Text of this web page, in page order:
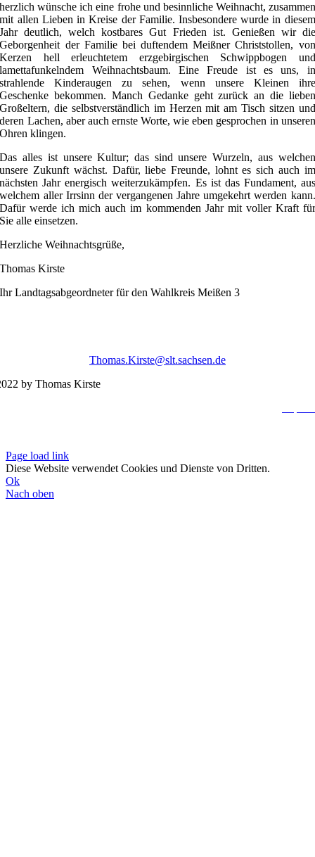
herzlich wünsche ich eine frohe und besinnliche Weihnacht, zusammen
mit allen Lieben in Kreise der Familie. Insbesondere wurde in diesem
Jahr deutlich, welch kostbares Gut Frieden ist. Genießen wir die
Geborgenheit der Familie bei duftendem Meißner Christstollen, von
Kerzen hell erleuchtetem erzgebirgischen Schwippbogen und
lamettafunkelndem Weihnachtsbaum. Eine Freude ist es uns, in
strahlende Kinderaugen zu sehen, wenn unsere Kleinen ihre
Geschenke bekommen. Manch Gedanke geht zurück an die lieben
Großeltern, die selbstverständlich im Herzen mit am Tisch sitzen und
deren Lachen, aber auch ernste Worte, wie eben gesprochen in unseren
Ohren klingen.
Das alles ist unsere Kultur; das sind unsere Wurzeln, aus welchen
unsere Zukunft wächst. Dafür, liebe Freunde, lohnt es sich auch im
nächsten Jahr energisch weiterzukämpfen. Es ist das Fundament, aus
welchem aller Irrsinn der vergangenen Jahre umgekehrt werden kann.
Dafür werde ich mich auch im kommenden Jahr mit voller Kraft für
Sie alle einsetzen.
Herzliche Weihnachtsgrüße,
Thomas Kirste
Ihr Landtagsabgeordneter für den Wahlkreis Meißen 3
Thomas.Kirste@slt.sachsen.de
by Thomas Kirste
Page load link
Diese Website verwendet Cookies und Dienste von Dritten.
Ok
Nach oben